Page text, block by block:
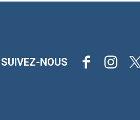
SUIVEZ-NOUS FacebookInstagram
X